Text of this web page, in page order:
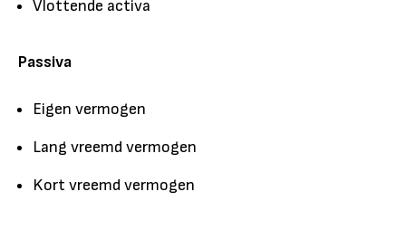
Vlottende activa
Passiva
Eigen vermogen
Lang vreemd vermogen
Kort vreemd vermogen